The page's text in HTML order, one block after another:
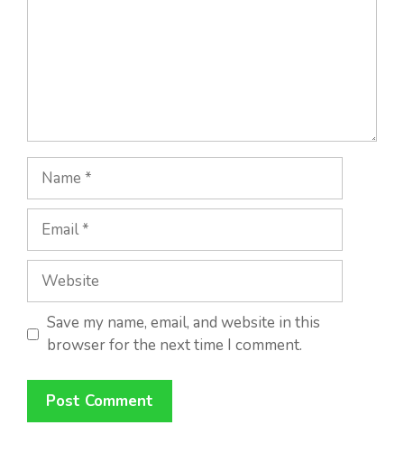
Name
Email
Website
Save my name, email, and website in this
browser for the next time I comment.